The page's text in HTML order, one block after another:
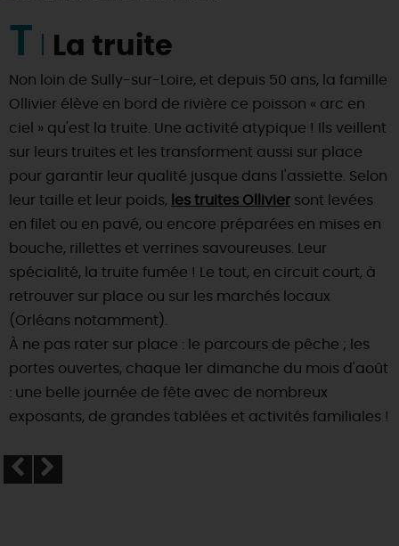
T La truite
Non loin de Sully-sur-Loire, et depuis 50 ans, la famille
Ollivier élève en bord de rivière ce poisson « arc en
ciel » qu'est la truite. Une activité atypique ! Ils veillent
sur leurs truites et les transforment aussi sur place
pour garantir leur qualité jusque dans l'assiette. Selon
leur taille et leur poids,
les truites Ollivier sont levées
en filet ou en pavé, ou encore préparées en mises en
bouche, rillettes et verrines savoureuses. Leur
spécialité, la truite fumée ! Le tout, en circuit court, à
retrouver sur place ou sur les marchés locaux
(Orléans notamment).
À ne pas rater sur place : le parcours de pêche ; les
portes ouvertes, chaque 1er dimanche du mois d'août
: une belle journée de fête avec de nombreux
exposants, de grandes tablées et activités familiales !